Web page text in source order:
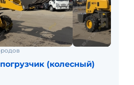
(колесный)